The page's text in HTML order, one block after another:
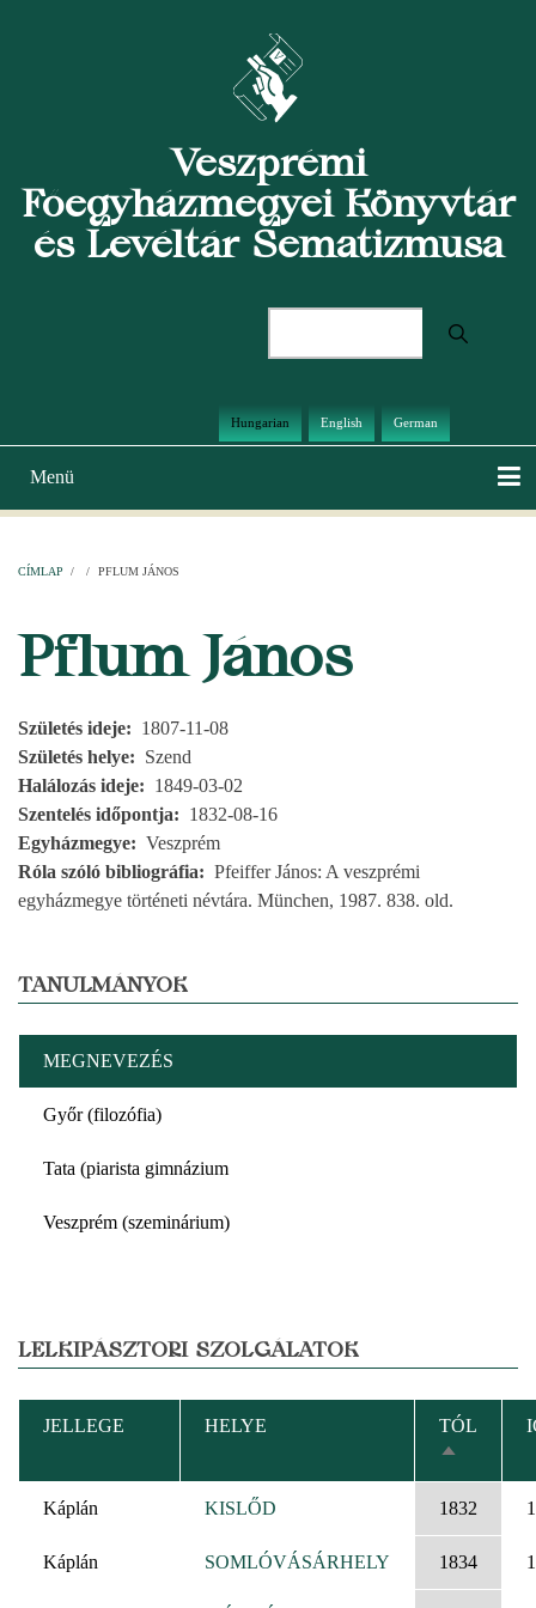
Veszprémi
Főegyházmegyei Könyvtár
és Levéltár Sematizmusa
Hungarian English German
Main
navigation
Menü
CÍMLAP / / PFLUM JÁNOS
Pflum János
Születés ideje
1807-11-08
Születés helye
Szend
Halálozás ideje
1849-03-02
Szentelés időpontja
1832-08-16
Egyházmegye
Veszprém
Róla szóló bibliográfia
Pfeiffer János: A veszprémi
egyházmegye történeti névtára. München, 1987. 838. old.
TANULMÁNYOK
MEGNEVEZÉS
Győr (filozófia)
Tata (piarista gimnázium
Veszprém (szeminárium)
LELKIPÁSZTORI SZOLGÁLATOK
JELLEGE HELYE
TÓL
Káplán KISLŐD 1832
Káplán SOMLÓVÁSÁRHELY 1834